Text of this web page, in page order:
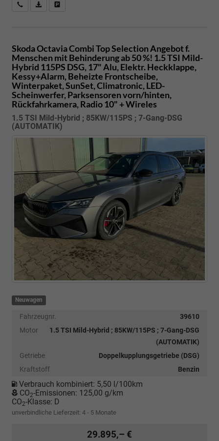
Kostenloser Rückruf-Service
PDF-Datei, Fahrzeugexposé drucken
Skoda Octavia CombiTop Selection Angebot f.
Menschen mit Behinderung ab 50 %! 1.5 TSI Mild-
Hybrid 115PS DSG, 17" Alu, Elektr. Heckklappe,
Kessy+Alarm, Beheizte Frontscheibe,
Winterpaket, SunSet, Climatronic, LED-
Scheinwerfer, Parksensoren vorn/hinten,
Rückfahrkamera, Radio 10" + Wireles
1.5 TSI Mild-Hybrid ; 85KW/115PS ; 7-Gang-DSG
(AUTOMATIK)
Neuwagen
Fahrzeugnr.
39610
Motor
1.5 TSI Mild-Hybrid ; 85KW/115PS ; 7-Gang-DSG
(AUTOMATIK)
Getriebe
Doppelkupplungsgetriebe (DSG)
Kraftstoff
Benzin
Verbrauch kombiniert: 5,50 l/100km
CO2-Emissionen: 125,00 g/km
CO2-Klasse: D
unverbindliche Lieferzeit: 4 - 5 Monate
29.895,– €